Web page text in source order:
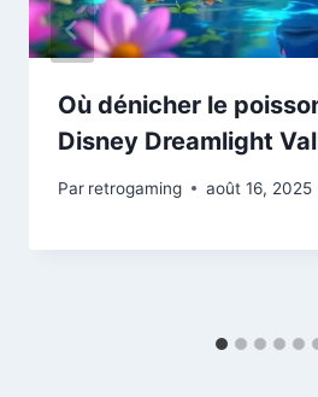
Où dénicher le
Disney Dreamlight
Par retrogaming août 16, 2025